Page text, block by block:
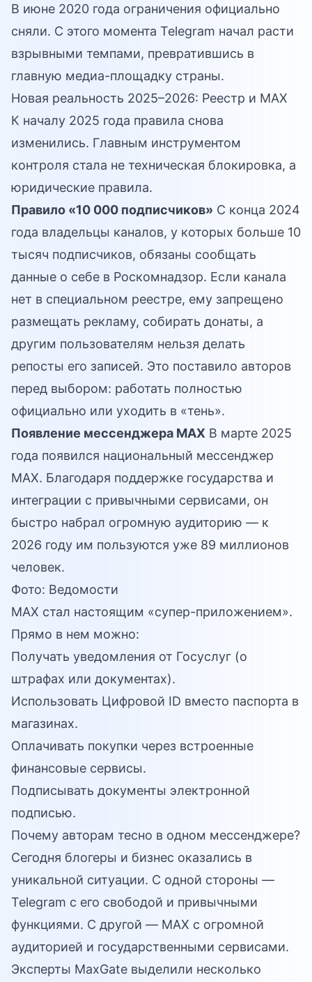
В июне 2020 года ограничения официально
сняли. С этого момента Telegram начал расти
взрывными темпами, превратившись в
главную медиа-площадку страны.
Новая реальность 2025–2026: Реестр и MAX
К началу 2025 года правила снова
изменились. Главным инструментом
контроля стала не техническая блокировка, а
юридические правила.
Правило «10 000 подписчиков» С конца 2024
года владельцы каналов, у которых больше 10
тысяч подписчиков, обязаны сообщать
данные о себе в Роскомнадзор. Если канала
нет в специальном реестре, ему запрещено
размещать рекламу, собирать донаты, а
другим пользователям нельзя делать
репосты его записей. Это поставило авторов
перед выбором: работать полностью
официально или уходить в «тень».
Появление мессенджера MAX В марте 2025
года появился национальный мессенджер
MAX. Благодаря поддержке государства и
интеграции с привычными сервисами, он
быстро набрал огромную аудиторию — к
2026 году им пользуются уже 89 миллионов
человек.
Фото: Ведомости
MAX стал настоящим «супер-приложением».
Прямо в нем можно:
Получать уведомления от Госуслуг (о
штрафах или документах).
Использовать Цифровой ID вместо паспорта в
магазинах.
Оплачивать покупки через встроенные
финансовые сервисы.
Подписывать документы электронной
подписью.
Почему авторам тесно в одном мессенджере?
Сегодня блогеры и бизнес оказались в
уникальной ситуации. С одной стороны —
Telegram с его свободой и привычными
функциями. С другой — MAX с огромной
аудиторией и государственными сервисами.
Эксперты MaxGate выделили несколько